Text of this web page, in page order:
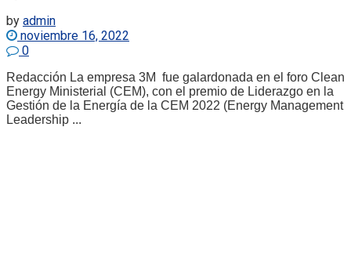
by admin
noviembre 16, 2022
0
Redacción La empresa 3M fue galardonada en el foro Clean
Energy Ministerial (CEM), con el premio de Liderazgo en la
Gestión de la Energía de la CEM 2022 (Energy Management
Leadership ...